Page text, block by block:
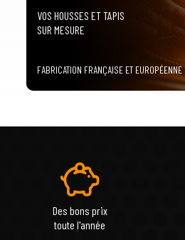
VOS HOUSSES ET TAPIS
SUR MESURE
FABRICATION FRANÇAISE ET EUROPÉENNE
Des bons prix
toute l'année